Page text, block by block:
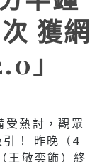
獲網
」
熱討，觀眾
引！ 昨晚（4
王敏奕飾）終